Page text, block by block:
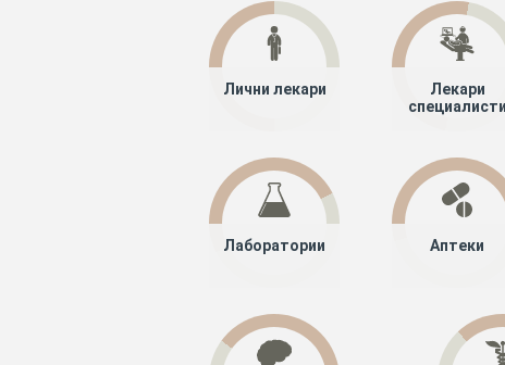
Лични лекари
Лекари
специалисти
Лаборатории Аптеки